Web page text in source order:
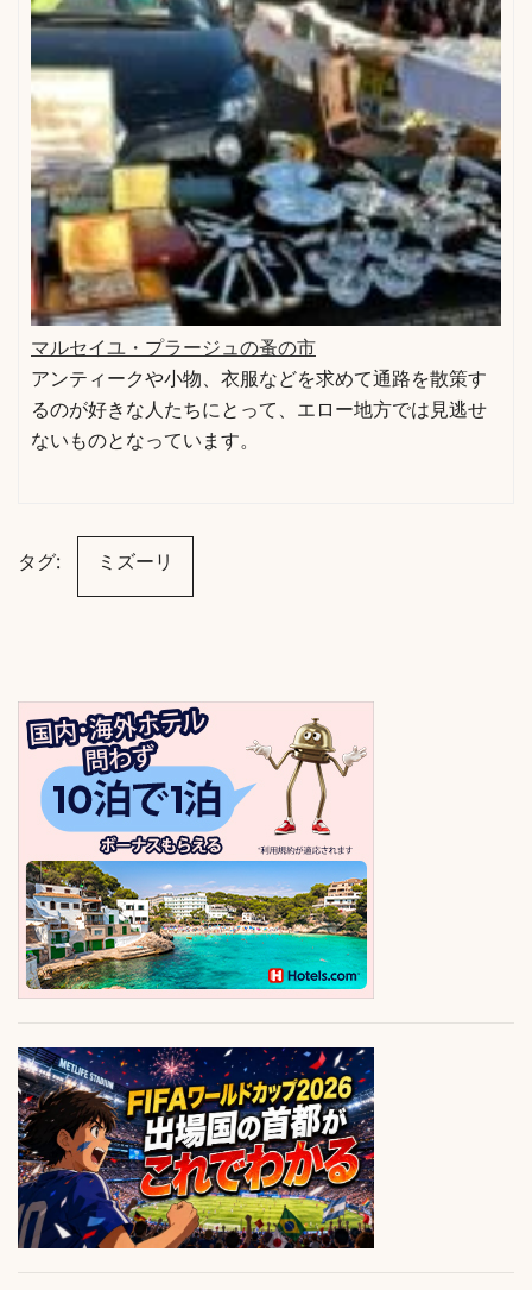
マルセイユ・プラージュの蚤の市
アンティークや小物、衣服などを求めて通路を散策す
るのが好きな人たちにとって、エロー地方では見逃せ
ないものとなっています。
タグ: ミズーリ